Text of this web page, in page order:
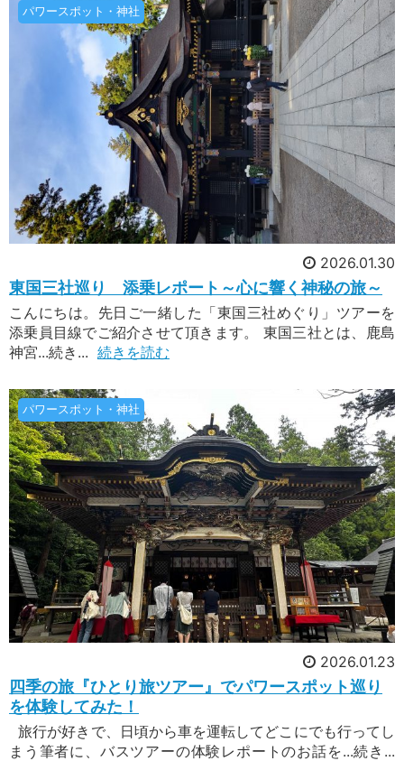
す。御勅使をお迎えしての例祭が厳粛に斎行さ
れ、そして提灯まちの神事、神幸祭が斎行、御分
霊を奉載した御神輿が行宮へ渡御します。
2026年7月5日配信
[業界最安値] 芦ノ湖夏まつりウィーク
花火
今回はなんと業界最安値を実現した花火大会ツア
ーをご紹介します！「花火は観たいけど、宿泊で
2日間になるのはちょっと避けたいな・・・」と
いう方に朗報！東京から日帰り1日間で行ける手
軽な花火大会があります。それが・・・「芦ノ湖
夏まつりウィーク」の箱根花火です！7月31日
(金)～8月5日(水)までの6日間、神奈川県箱根町
では「芦ノ湖夏まつりウィーク」が開催されま
す。
2026年6月28日配信
もう花火の予定はお決まりですか？
花火大会ツアーのシーズン開始まであと約3週
間！7/18(土)に三重県で伊勢神宮奉納全国花火大
会が開かれます。これを皮切りに、【四季の旅】
ではいよいよ花火大会ツアーのシーズンがスター
トします！ありがたいことに、既に下記4ツアー
は満員御礼を頂戴しております。
2026年6月25日配信
日本最北の百名山 利尻山に登ろう
します。利尻島は、北海道最北の街の稚内からフ
ェリーで約2時間。最北の海に浮かぶ美しい島で
す。今回のツアーでは、その島のシンボルである
「利尻山(利尻富士)」への登山を目指します。
『日本百名山』の著者の深田久弥氏は、利尻山に
ついて、「島全体が一つの頂点に引きしぼられて
天に向かっている。こんなみごとな海上の山は利
尻岳だけである」
2026年6月21日配信
早割で4,000円引！諏訪湖祭湖上花火
大会
今年の花火大会のご予定はもうお決まりですか？
まだの方は、打ち上げ数が日本一といわれている
長野県の諏訪湖祭湖上花火大会はいかがでしょう
か？今なら早期割引で4,000円もお得！諏訪湖祭
湖上花火大会は、毎年8月15日に開催される、全
国でも有数の規模を誇る花火大会です。その打ち
上げ数は、なんと約4万発！日本一の打ち上げ数
2026年6月19日配信
[新] 韓国釜山パワースポット
新ツアー発表！【四季の旅】の海外ツアー第7弾
の登場です。「パワースポット巡りで運気を上げ
したい」「日常から離れて気分転換、美しい景色
に癒されたい」そんな方におすすめなのが、韓国
パワースポット・神社
2026.01.30
東国三社巡り 添乗レポート～心に響く神秘の旅～
こんにちは。先日ご一緒した「東国三社めぐり」ツアーを
添乗員目線でご紹介させて頂きます。 東国三社とは、鹿島
神宮...続き... 続きを読む
パワースポット・神社
2026.01.23
四季の旅『ひとり旅ツアー』でパワースポット巡り
を体験してみた！
旅行が好きで、日頃から車を運転してどこにでも行ってし
まう筆者に、バスツアーの体験レポートのお話を...続き...